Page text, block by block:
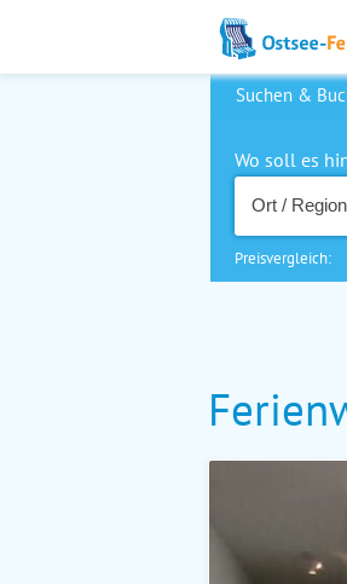
Suchen &
Wo soll es
Preisvergleich: